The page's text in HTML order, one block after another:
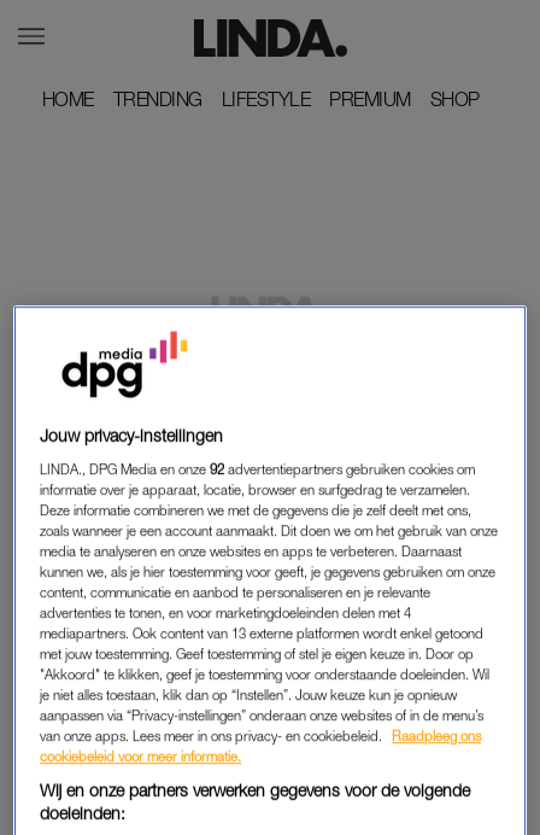
HOME
HOME TRENDING
TRENDING LIFESTYLE
LIFESTYLE PREMIUM
PREMIUM SHOP
SHOP
VICTORIA KOBLENKO IS ONGEVRAAGDE LES
VIA INSTAGRAM
LINDA.
Jongeren drinken minder en
later door
achttienplusregeling voor
alcohol
LINDA.
Lody en zijn vriend kregen
een dochter dankzij
crowdfunding en draagster
Germaine
ADVERTORIAL
Dankzij dit hightech product
kregen LINDA.lezers frissere
en schonere tanden
LINDA.
Deze man ging aan de praat
met de pester van zijn zoon
en dit is wat er gebeurde
LINDA.
Arme Teddy (6) vierde zijn
LINDA.
Jouw privacy-instellingen
LINDA., DPG Media en onze92 advertentiepartners gebruiken cookies om
informatie over je apparaat, locatie, browser en surfgedrag te verzamelen.
Deze informatie combineren we met de gegevens die je zelf deelt met ons,
zoals wanneer je een account aanmaakt. Dit doen we om het gebruik van onze
media te analyseren en onze websites en apps te verbeteren. Daarnaast
kunnen we, als je hier toestemming voor geeft, je gegevens gebruiken om onze
content, communicatie en aanbod te personaliseren en je relevante
advertenties te tonen, en voor marketingdoeleinden delen met 4
mediapartners. Ook content van 13 externe platformen wordt enkel getoond
met jouw toestemming. Geef toestemming of stel je eigen keuze in. Door op
"Akkoord" te klikken, geef je toestemming voor onderstaande doeleinden. Wil
je niet alles toestaan, klik dan op “Instellen”. Jouw keuze kun je opnieuw
aanpassen via “Privacy-instellingen” onderaan onze websites of in de menu’s
van onze apps. Lees meer in ons privacy- en cookiebeleid.
Raadpleeg ons
cookiebeleid voor meer informatie.
Wij en onze partners verwerken gegevens voor de volgende
doeleinden: